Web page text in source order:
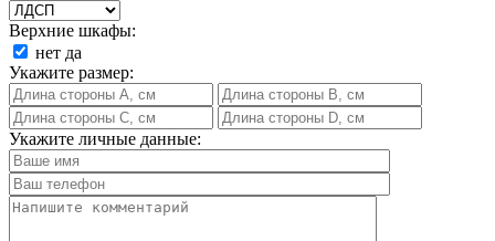
Верхние шкафы:
нет да
Укажите размер:
Укажите личные данные: